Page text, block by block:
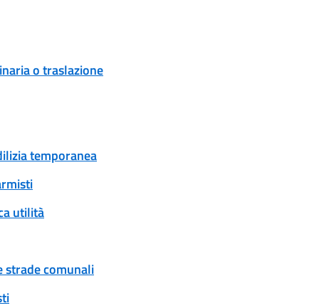
o traslazione
temporanea
utilità
strade comunali